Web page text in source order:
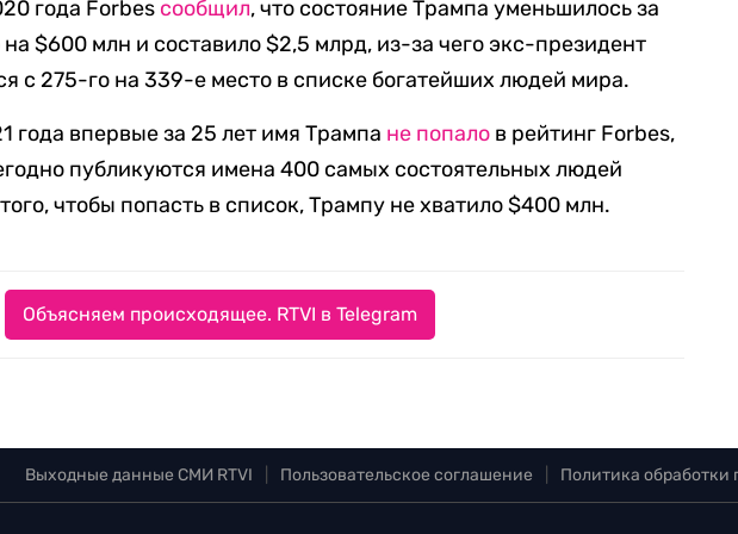
года Forbes сообщил, что состояние Трампа уменьшилось за
$600 млн и составило $2,5 млрд, из-за чего экс-президент
с 275-го на 339-е место в списке богатейших людей мира.
года впервые за 25 лет имя Трампа не попало в рейтинг Forbes,
публикуются имена 400 самых состоятельных людей
чтобы попасть в список, Трампу не хватило $400 млн.
Объясняем происходящее. RTVI в Telegram
Выходные данные СМИ RTVI Пользовательское соглашение Политика